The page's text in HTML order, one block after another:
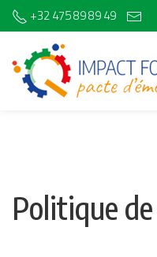
+32 475 89 89 49
discover@impactformation.be
Politique